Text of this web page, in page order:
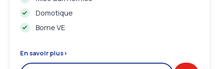
Domotique
Borne VE
En savoir plus›